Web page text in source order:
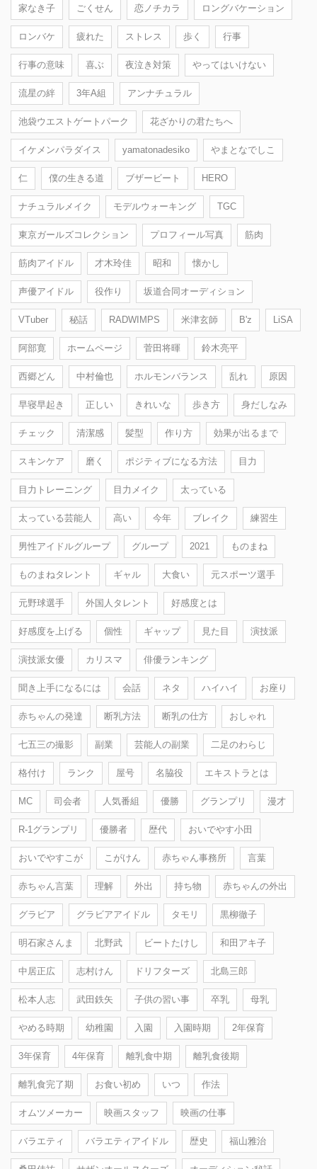
家なき子 ごくせん 恋ノチカラ ロングバケーション
ロンバケ 疲れた ストレス 歩く 行事
行事の意味 喜ぶ 夜泣き対策 やってはいけない
流星の絆 3年A組 アンナチュラル
池袋ウエストゲートパーク 花ざかりの君たちへ
イケメンパラダイス yamatonadesiko やまとなでしこ
仁 僕の生きる道 ブザービート HERO
ナチュラルメイク モデルウォーキング TGC
東京ガールズコレクション プロフィール写真 筋肉
筋肉アイドル 才木玲佳 昭和 懐かし
声優アイドル 役作り 坂道合同オーディション
VTuber 秘話 RADWIMPS 米津玄師 B'z LiSA
阿部寛 ホームページ 菅田将暉 鈴木亮平
西郷どん 中村倫也 ホルモンバランス 乱れ 原因
早寝早起き 正しい きれいな 歩き方 身だしなみ
チェック 清潔感 髪型 作り方 効果が出るまで
スキンケア 磨く ポジティブになる方法 目力
目力トレーニング 目力メイク 太っている
太っている芸能人 高い 今年 ブレイク 練習生
男性アイドルグループ グループ 2021 ものまね
ものまねタレント ギャル 大食い 元スポーツ選手
元野球選手 外国人タレント 好感度とは
好感度を上げる 個性 ギャップ 見た目 演技派
演技派女優 カリスマ 俳優ランキング
聞き上手になるには 会話 ネタ ハイハイ お座り
赤ちゃんの発達 断乳方法 断乳の仕方 おしゃれ
七五三の撮影 副業 芸能人の副業 二足のわらじ
格付け ランク 屋号 名脇役 エキストラとは
MC 司会者 人気番組 優勝 グランプリ 漫才
R-1グランプリ 優勝者 歴代 おいでやす小田
おいでやすこが こがけん 赤ちゃん事務所 言葉
赤ちゃん言葉 理解 外出 持ち物 赤ちゃんの外出
グラビア グラビアアイドル タモリ 黒柳徹子
明石家さんま 北野武 ビートたけし 和田アキ子
中居正広 志村けん ドリフターズ 北島三郎
松本人志 武田鉄矢 子供の習い事 卒乳 母乳
やめる時期 幼稚園 入園 入園時期 2年保育
3年保育 4年保育 離乳食中期 離乳食後期
離乳食完了期 お食い初め いつ 作法
オムツメーカー 映画スタッフ 映画の仕事
バラエティ バラエティアイドル 歴史 福山雅治